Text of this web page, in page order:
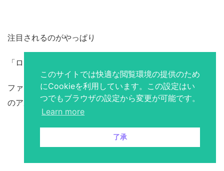
注目されるのがやっぱり
「ロビンソン」や「涙がキラリ☆」ですが
ファン人気の高い名曲「愛のことば」や「ハチミツ」がこ
のアルバムには収録されています。
このサイトでは快適な閲覧環境の提供のため
にCookieを利用しています。この設定はい
つでもブラウザの設定から変更が可能です。
Learn more
了承